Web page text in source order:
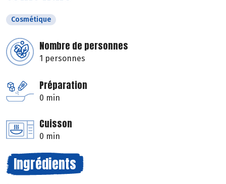
Cosmétique
Nombre de personnes
1 personnes
Préparation
0 min
Cuisson
0 min
Ingrédients